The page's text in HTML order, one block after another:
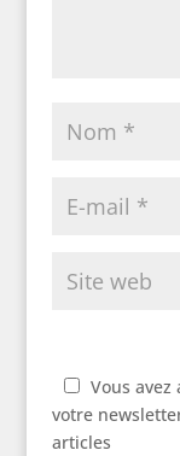
Vous avez
votre
articles